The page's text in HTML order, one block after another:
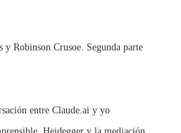
y Robinson Crusoe. Segunda parte
entre Claude.ai y yo